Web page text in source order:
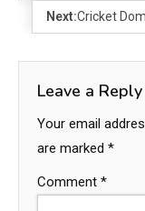
Next:Cricket
Leave a Reply
Your email
are marked *
Comment *